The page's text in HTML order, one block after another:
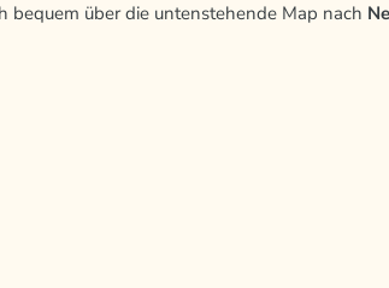
bequem über die untenstehende Map nach